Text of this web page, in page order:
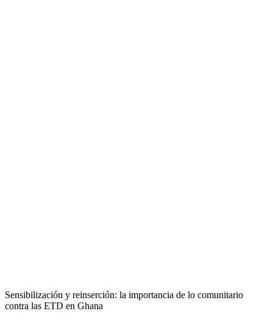
Sensibilización y reinserción: la importancia de lo comunitario
contra las ETD en Ghana